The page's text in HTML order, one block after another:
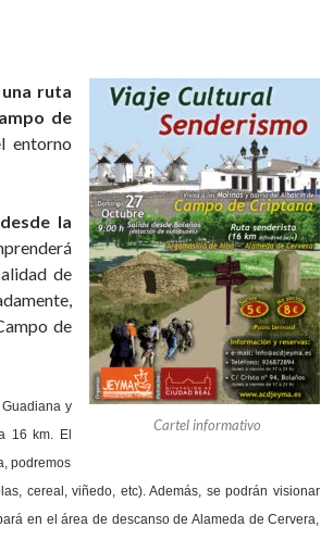
Cartel informativo
ruta
de
entorno
desde la
de
de
y
16 km. El
podremos
cereal, viñedo, etc). Además, se podrán visionar
en el área de descanso de Alameda de Cervera,